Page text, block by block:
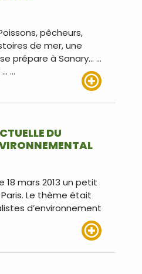
pêcheurs,
de mer, une
prépare à Sanary… …
…
DU
18 mars 2013 un petit
Le thème était
d’environnement